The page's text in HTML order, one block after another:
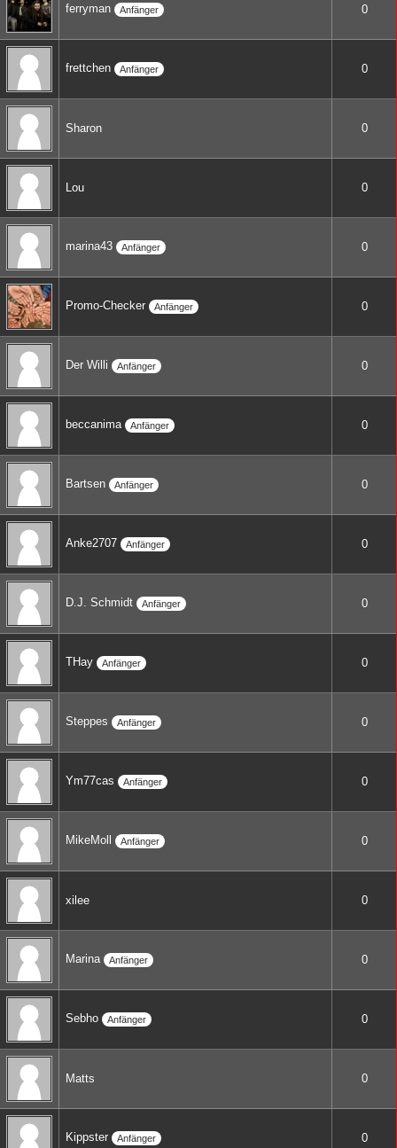
ferryman Anfänger 0
frettchen Anfänger 0
Sharon 0
Lou 0
marina43 Anfänger 0
Promo-Checker Anfänger 0
Der Willi Anfänger 0
beccanima Anfänger 0
Bartsen Anfänger 0
Anke2707 Anfänger 0
D.J. Schmidt Anfänger 0
THay Anfänger 0
Steppes Anfänger 0
Ym77cas Anfänger 0
MikeMoll Anfänger 0
xilee 0
Marina Anfänger 0
Sebho Anfänger 0
Matts 0
Kippster Anfänger 0